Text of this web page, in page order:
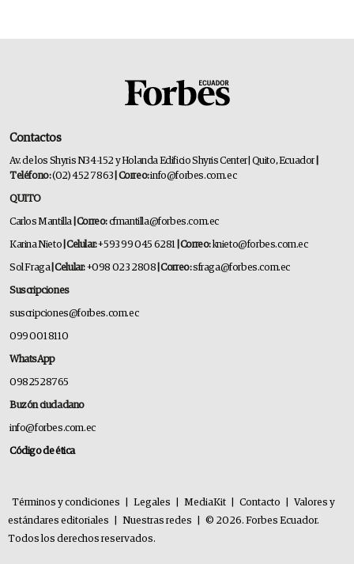
Contactos
Av. de los Shyris N34-152 y Holanda Edificio Shyris Center | Quito, Ecuador
Teléfono:(02) 452 7863 | Correo:info@forbes.com.ec
QUITO
Carlos Mantilla | Correo:cfmantilla@forbes.com.ec
Karina Nieto | Celular:+593 99 045 6281 | Correo:knieto@forbes.com.ec
Sol Fraga| Celular:+098 023 2808 | Correo:sfraga@forbes.com.ec
Suscripciones
suscripciones@forbes.com.ec
099 001 8110
WhatsApp
0982528765
Buzón ciudadano
info@forbes.com.ec
Código de ética
Términos y condiciones Legales MediaKit Contacto
Valores y
estándares editoriales
Nuestras redes
© 2026. Forbes Ecuador.
Todos los derechos reservados.